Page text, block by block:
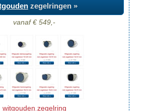
zegelringen »
vanaf € 549,-
witgouden zegelring